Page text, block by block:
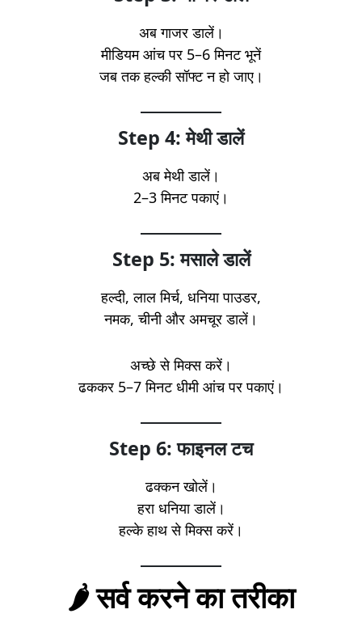
अब गाजर डालें।
मीडियम आंच पर 5–6 मिनट भूनें
जब तक हल्की सॉफ्ट न हो जाए।
Step 4: मेथी डालें
अब मेथी डालें।
2–3 मिनट पकाएं।
Step 5: मसाले डालें
हल्दी, लाल मिर्च, धनिया पाउडर,
नमक, चीनी और अमचूर डालें।
अच्छे से मिक्स करें।
ढककर 5–7 मिनट धीमी आंच पर पकाएं।
Step 6: फाइनल टच
ढक्कन खोलें।
हरा धनिया डालें।
हल्के हाथ से मिक्स करें।
🌶️ सर्व करने का तरीका